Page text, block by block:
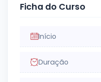
Ficha do Curso
Início
Duração